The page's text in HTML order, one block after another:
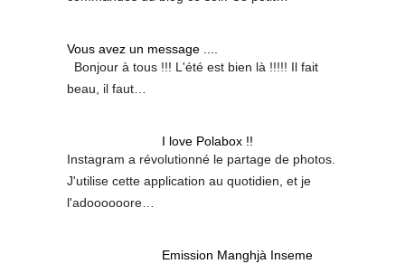
Vous avez un message ....
Bonjour à tous !!! L'été est bien là !!!!! Il fait
beau, il faut…
I love Polabox !!
Instagram a révolutionné le partage de photos.
J'utilise cette application au quotidien, et je
l'adoooooore…
Emission Manghjà Inseme